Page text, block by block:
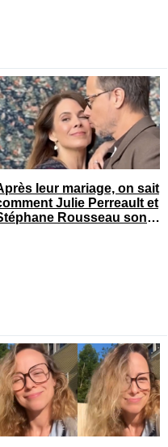
leur mariage, on sait
Julie Perreault et
Rousseau sont